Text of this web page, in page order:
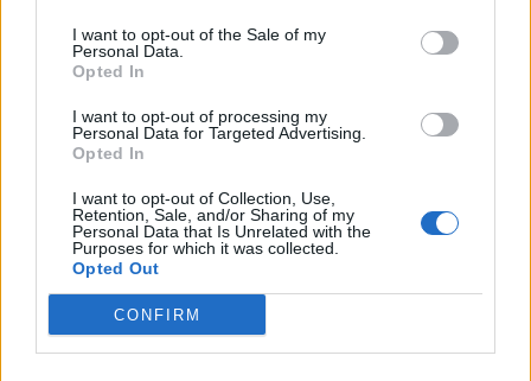
I want to opt-out of the Sale of my
Personal Data.
Opted In
I want to opt-out of processing my
Personal Data for Targeted Advertising.
Opted In
I want to opt-out of Collection, Use,
Retention, Sale, and/or Sharing of my
Personal Data that Is Unrelated with the
Purposes for which it was collected.
Opted Out
CONFIRM
Opozorilo:
posameznik kazensko odgovoren za javno spodbujanje
sovraštva, nasilja ali nestrpnosti. Komentarji z žaljivimi,
rasističnimi, diskriminatornimi ali nezakonitimi vsebinami
Failed to fetch
Prihajajoči dogodki
Pesem kita grbavca